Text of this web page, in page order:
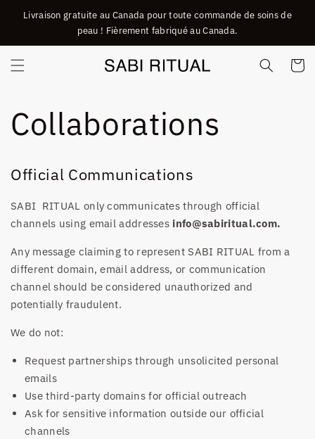
PASSER
Livraison gratuite au Canada pour toute commande de soins de
peau ! Fièrement fabriqué au Canada.
Panier
Collaborations
Official Communications
SABI RITUAL only communicates through official
channels using email addresses info@sabiritual.com.
Any message claiming to represent SABI RITUAL from a
different domain, email address, or communication
channel should be considered unauthorized and
potentially fraudulent.
We do not:
Request partnerships through unsolicited personal
emails
Use third-party domains for official outreach
Ask for sensitive information outside our official
channels